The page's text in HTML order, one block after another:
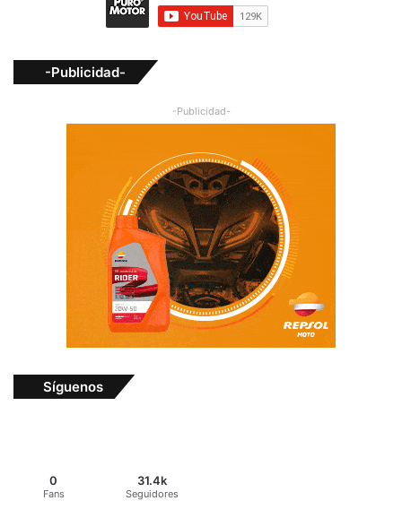
-Publicidad-
-Publicidad-
Síguenos
0
Fans
31.4k
Seguidores